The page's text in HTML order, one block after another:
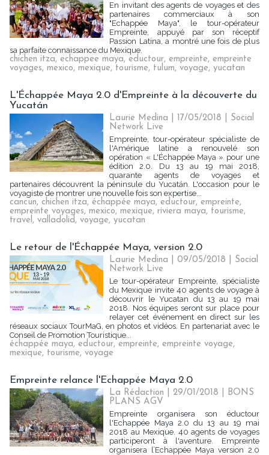
En invitant des agents de voyages et des
partenaires commerciaux à son
"Echappée Maya", le tour-opérateur
Empreinte, appuyé par son réceptif
Passion Latina, a montré une fois de plus
sa parfaite connaissance du Mexique.
chichen itza, echappee maya, eductour, empreinte, empreinte
voyages, mexico, mexique, tourisme, tulum, voyage, yucatan
L'Échappée Maya 2.0 d'Empreinte à la découverte du
Yucatán
Laurie Medina | 17/05/2018
Social
Network Live
Empreinte, tour-opérateur spécialiste de
l'Amérique latine a renouvelé son
opération « L'Échappée Maya » pour une
édition 2.0. Du 13 au 19 mai 2018,
quarante agents de voyages et
partenaires découvrent la péninsule du Yucatán. L'occasion pour le
voyagiste de montrer une nouvelle fois son expertise...
cancun, chichen itza, échappée maya, eductour, empreinte,
empreinte voyages, mexico, mexique, riviera maya, tourisme,
travel, valladolid, voyage, yucatan
Le retour de l'Échappée Maya, version 2.0
Laurie Medina | 09/05/2018
Social
Network Live
Le tour-opérateur Empreinte, spécialiste
du Mexique invite 40 agents de voyage à
découvrir le Yucatan du 13 au 19 mai
2018. Nos équipes seront sur place pour
relayer cet événement en direct sur les
réseaux sociaux TourMaG, en photos et vidéos. En partenariat avec le
Conseil de Promotion Touristique...
échappée maya, eductour, empreinte, empreinte voyage,
mexique, tourisme, voyage
Empreinte relance l'Echappée Maya 2.0
La Rédaction | 29/01/2018
BONS
PLANS AGV
Empreinte organisera son éductour
l'Echappée Maya 2.0 du 13 au 19 mai
2018 au Mexique. 40 agents de voyages
participeront à l'aventure. Empreinte
organisera l’Echappée Maya version 2.0